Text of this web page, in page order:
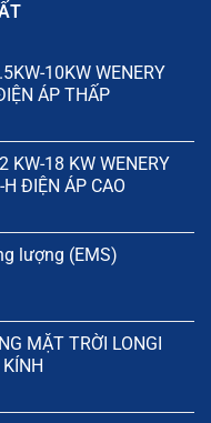
10KW WENERY
ÁP THẤP
KW-18 KW WENERY
ĐIỆN ÁP CAO
lượng (EMS)
MẶT TRỜI LONGI